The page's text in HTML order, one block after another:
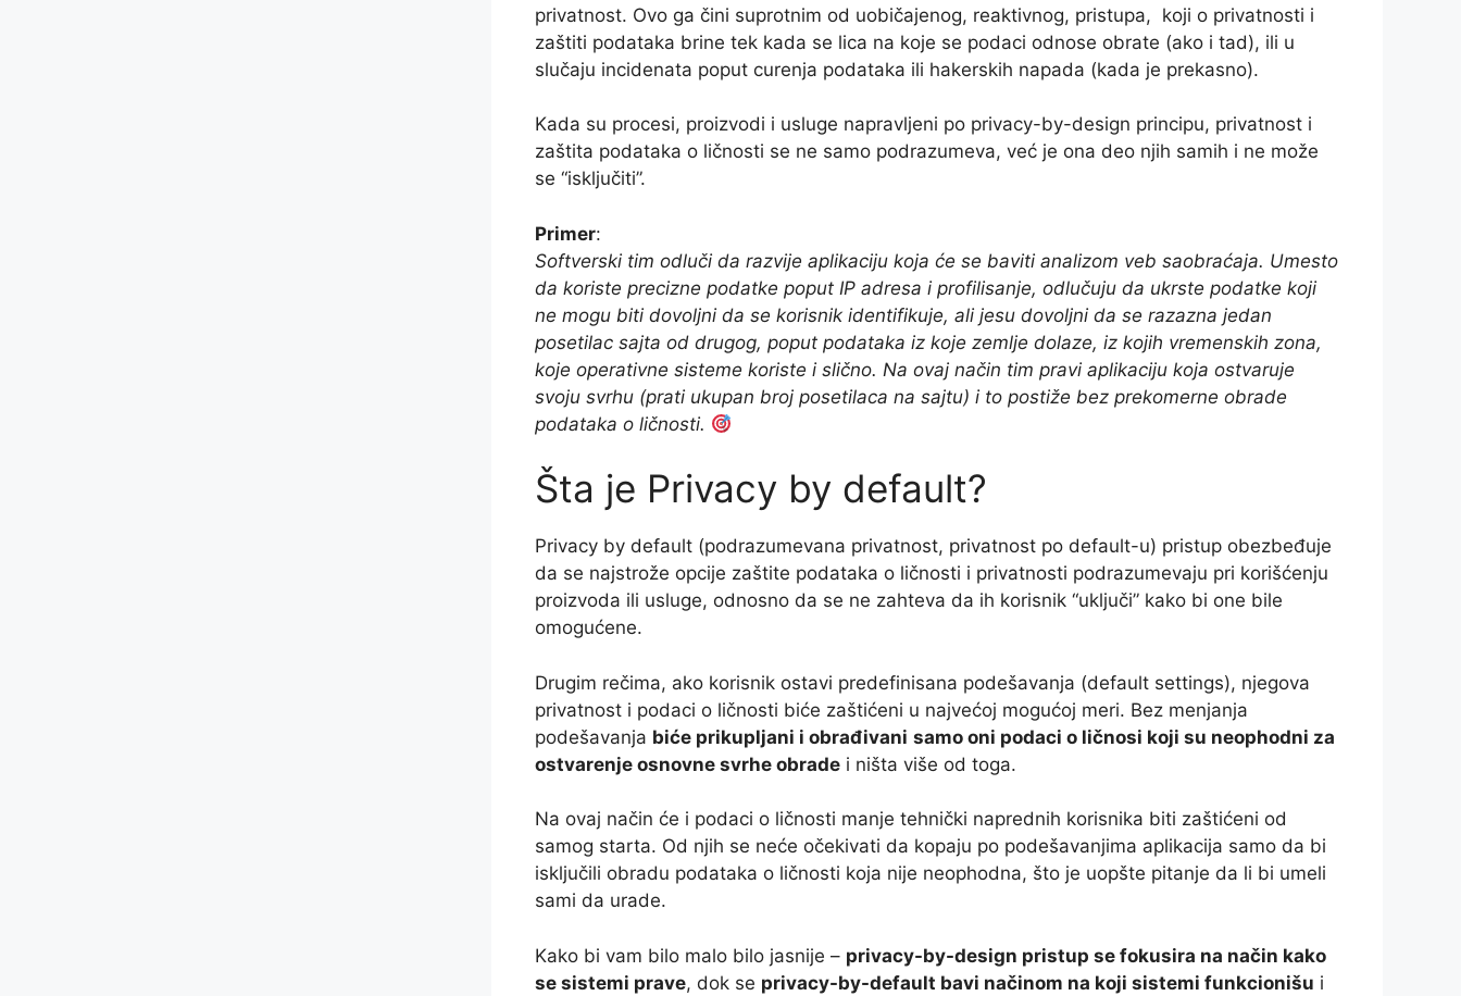
privatnost. Ovo ga čini suprotnim od uobičajenog, reaktivnog, pristupa, koji o privatnosti i
zaštiti podataka brine tek kada se lica na koje se podaci odnose obrate (ako i tad), ili u
slučaju incidenata poput curenja podataka ili hakerskih napada (kada je prekasno).
Kada su procesi, proizvodi i usluge napravljeni po privacy-by-design principu, privatnost i
zaštita podataka o ličnosti se ne samo podrazumeva, već je ona deo njih samih i ne može
se “isključiti”.
Primer:
Softverski tim odluči da razvije aplikaciju koja će se baviti analizom veb saobraćaja. Umesto
da koriste precizne podatke poput IP adresa i profilisanje, odlučuju da ukrste podatke koji
ne mogu biti dovoljni da se korisnik identifikuje, ali jesu dovoljni da se razazna jedan
posetilac sajta od drugog, poput podataka iz koje zemlje dolaze, iz kojih vremenskih zona,
koje operativne sisteme koriste i slično. Na ovaj način tim pravi aplikaciju koja ostvaruje
svoju svrhu (prati ukupan broj posetilaca na sajtu) i to postiže bez prekomerne obrade
podataka o ličnosti.
Šta je Privacy by default?
Privacy by default (podrazumevana privatnost, privatnost po default-u) pristup obezbeđuje
da se najstrože opcije zaštite podataka o ličnosti i privatnosti podrazumevaju pri korišćenju
proizvoda ili usluge, odnosno da se ne zahteva da ih korisnik “uključi” kako bi one bile
omogućene.
Drugim rečima, ako korisnik ostavi predefinisana podešavanja (default settings), njegova
privatnost i podaci o ličnosti biće zaštićeni u najvećoj mogućoj meri. Bez menjanja
podešavanja biće prikupljani i obrađivani samo oni podaci o ličnosi koji su neophodni za
ostvarenje osnovne svrhe obrade i ništa više od toga.
Na ovaj način će i podaci o ličnosti manje tehnički naprednih korisnika biti zaštićeni od
samog starta. Od njih se neće očekivati da kopaju po podešavanjima aplikacija samo da bi
isključili obradu podataka o ličnosti koja nije neophodna, što je uopšte pitanje da li bi umeli
sami da urade.
Kako bi vam bilo malo bilo jasnije – privacy-by-design pristup se fokusira na način kako
se sistemi prave, dok se privacy-by-default bavi načinom na koji sistemi funkcionišu i